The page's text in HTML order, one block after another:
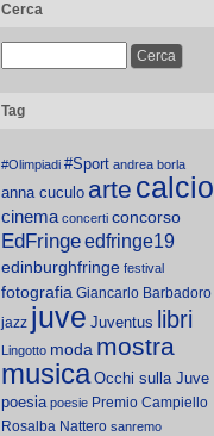
Cerca
Tag
#Olimpiadi #Sport andrea borla
anna cuculo arte calcio
cinema concerti concorso
EdFringeedfringe19
edinburghfringe festival
fotografia Giancarlo Barbadoro
jazz juve Juventus libri
Lingotto moda mostra
musica Occhi sulla Juve
poesia poesie Premio Campiello
Rosalba Nattero sanremo